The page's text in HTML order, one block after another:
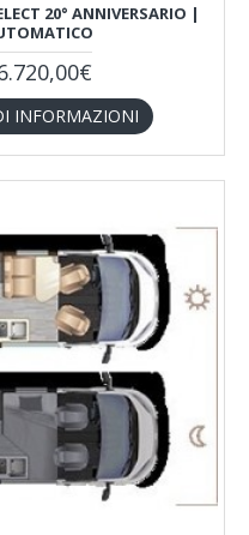
20° ANNIVERSARIO |
INFORMAZIONI